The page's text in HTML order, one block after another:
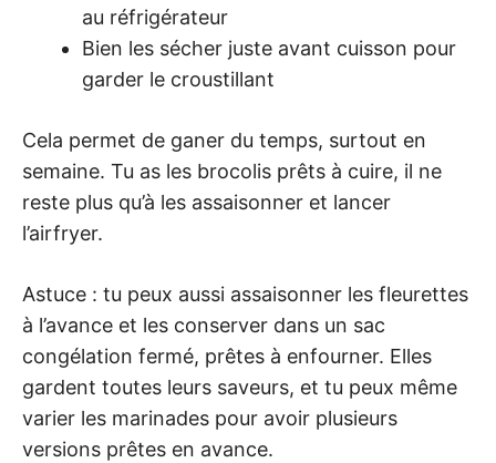
au réfrigérateur
Bien les sécher juste avant cuisson pour
garder le croustillant
Cela permet de ganer du temps, surtout en
semaine. Tu as les brocolis prêts à cuire, il ne
reste plus qu’à les assaisonner et lancer
l’airfryer.
Astuce : tu peux aussi assaisonner les fleurettes
à l’avance et les conserver dans un sac
congélation fermé, prêtes à enfourner. Elles
gardent toutes leurs saveurs, et tu peux même
varier les marinades pour avoir plusieurs
versions prêtes en avance.